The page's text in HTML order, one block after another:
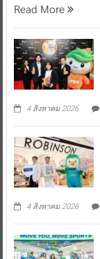
Read More
4 สิงหาคม 2026
4 สิงหาคม 2026